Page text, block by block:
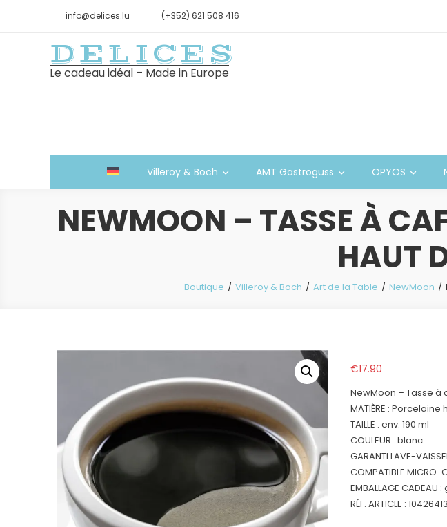
info@delices.lu (+352) 621 508 416
DELICES
Le cadeau idéal – Made in Europe
Villeroy & Boch AMT Gastroguss OPYOS
NEWMOON – TASSE À
HAUT
Boutique Villeroy & Boch Art de la Table NewMoon
€17.90
NewMoon – Tasse
MATIÈRE :
TAILLE : env. 190 ml
COULEUR : blanc
GARANTI LAVE-
COMPATIBLE MICRO-
EMBALLAGE
RÉF. ARTICLE :